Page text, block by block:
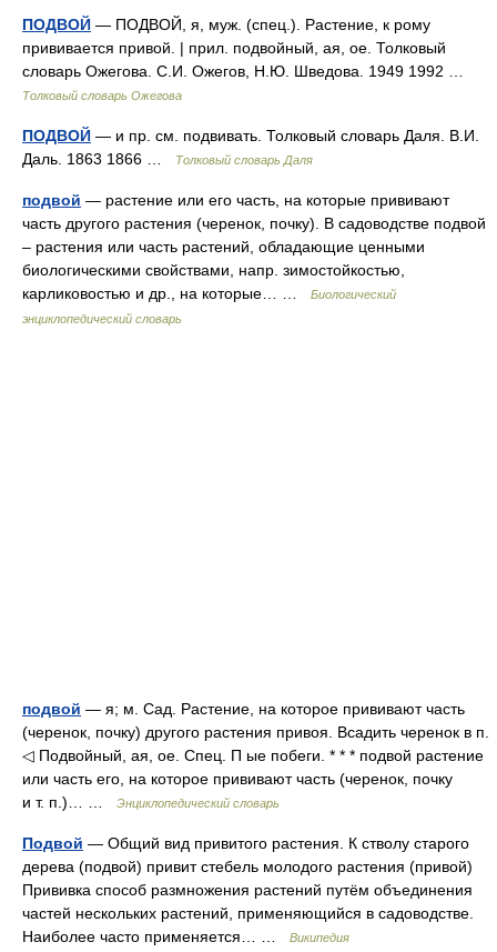
ПОДВОЙ — ПОДВОЙ, я, муж. (спец.). Растение, к рому
прививается привой. | прил. подвойный, ая, ое. Толковый
словарь Ожегова. С.И. Ожегов, Н.Ю. Шведова. 1949 1992 …
Толковый словарь Ожегова
ПОДВОЙ — и пр. см. подвивать. Толковый словарь Даля. В.И.
Даль. 1863 1866 …
Толковый словарь Даля
подвой — растение или его часть, на которые прививают
часть другого растения (черенок, почку). В садоводстве подвой
– растения или часть растений, обладающие ценными
биологическими свойствами, напр. зимостойкостью,
карликовостью и др., на которые… …
Биологический
энциклопедический словарь
подвой — я; м. Сад. Растение, на которое прививают часть
(черенок, почку) другого растения привоя. Всадить черенок в п.
◁ Подвойный, ая, ое. Спец. П ые побеги. * * * подвой растение
или часть его, на которое прививают часть (черенок, почку
и т. п.)… …
Энциклопедический словарь
Подвой — Общий вид привитого растения. К стволу старого
дерева (подвой) привит стебель молодого растения (привой)
Прививка способ размножения растений путём объединения
частей нескольких растений, применяющийся в садоводстве.
Наиболее часто применяется… …
Википедия